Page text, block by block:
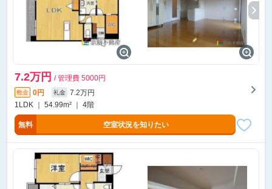
7.2万円 / 管理費 5000円
敷金 0円 礼金
7.2万円
1LDK ｜ 54.99m² ｜ 4階
無料 空室状況を知りたい